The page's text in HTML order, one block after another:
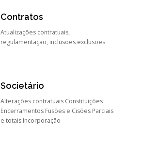
Contratos
Atualizações contratuais,
regulamentação, inclusões exclusões
Societário
Alterações contratuais Constituições
Encerramentos Fusões e Cisões Parciais
e totais Incorporação